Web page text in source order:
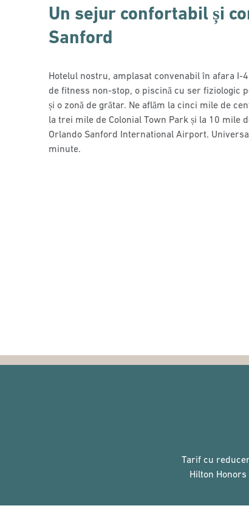
Un sejur confortabil și
Sanford
Hotelul nostru, amplasat convenabil în afara I-
de fitness non-stop, o piscină cu ser fiziologic
și o zonă de grătar. Ne aflăm la cinci mile de
la trei mile de Colonial Town Park și la 10 mile
Orlando Sanford International Airport.
minute.
Tarif cu
Hilton Honors